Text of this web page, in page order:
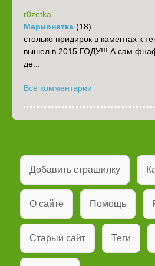
r0zetka
Марионетка (18)
столько придирок в каментах к
вышел в 2015 ГОДУ!!! А сам
де...
Все комментарии
Добавить страшилку
О сайте Помощь
Старый сайт Теги